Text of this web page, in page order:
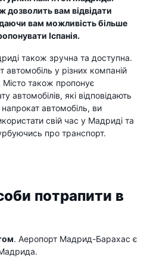
дозволить вам відвідати
даючи вам можливість більше
Іспанія.
також зручна та доступна.
у різних компаній
Місто також пропонує
автомобілів, які відповідають
автомобіль, ви
свій час у Мадриді та
про транспорт.
потрапити в
. Аеропорт Мадрид-Барахас є